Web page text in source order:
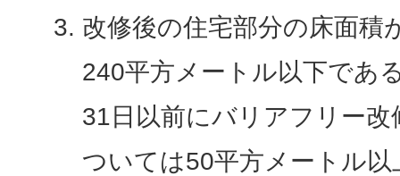
改修後の住宅部分の床面積
240平方メートル以下であ
31日以前にバリアフリー
ついては50平方メートル